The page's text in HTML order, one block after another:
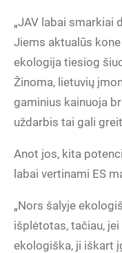
„JAV labai smarkiai
Jiems aktualūs
ekologija tiesiog
Žinoma, lietuvių
gaminius kainuoja
uždarbis tai gali
Anot jos, kita
labai vertinami ES
„Nors šalyje
išplėtotas, tačiau,
ekologiška, ji iškart